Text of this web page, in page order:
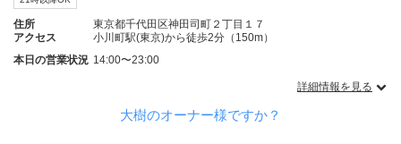
住所
東京都千代田区神田司町２丁目１７
アクセス
小川町駅(東京)から徒歩2分（150m）
本日の営業状況 14:00〜23:00
詳細情報を見る
大樹のオーナー様ですか？